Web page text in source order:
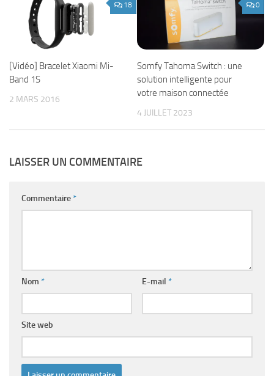
18
[Vidéo] Bracelet Xiaomi Mi-
Band 1S
2 MARS 2016
0
Somfy Tahoma Switch : une
solution intelligente pour
votre maison connectée
4 JUILLET 2023
LAISSER UN COMMENTAIRE
Commentaire*
Nom * E-mail *
Site web